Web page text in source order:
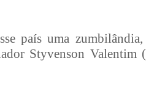
país uma
Styvenson